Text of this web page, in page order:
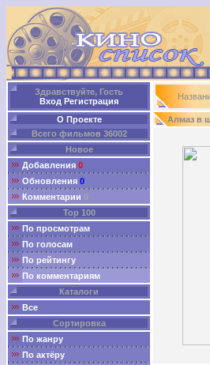
Здравствуйте, Гость
Вход Регистрация
О Проекте
Всего фильмов 36002
Новое
Добавления 0
Обновления 0
Комментарии 0
Top 100
По просмотрам
По голосам
По рейтингу
По комментариям
Каталоги
Все
Сортировка
По жанру
По актёру
Алмаз в